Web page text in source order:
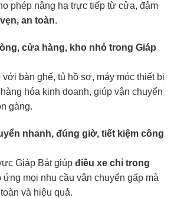
phép nâng hạ trực tiếp từ cửa, đảm
an toàn.
cửa hàng, kho nhỏ trong Giáp
bàn ghế, tủ hồ sơ, máy móc thiết bị
hóa kinh doanh, giúp vận chuyển
gàng.
nhanh, đúng giờ, tiết kiệm công
Giáp Bát giúp điều xe chỉ trong
ứng mọi nhu cầu vận chuyển gấp mà
và hiệu quả.